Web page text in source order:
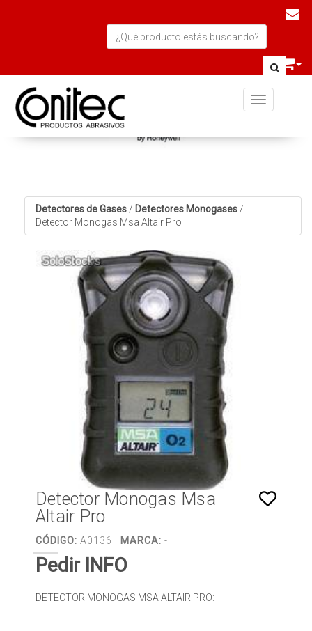
Toggle
Detectores de Gases / Detectores Monogases /
Detector Monogas Msa Altair Pro
Detector Monogas Msa
Altair Pro
CÓDIGO: A0136 | MARCA: -
Pedir INFO
DETECTOR MONOGAS MSA ALTAIR PRO: